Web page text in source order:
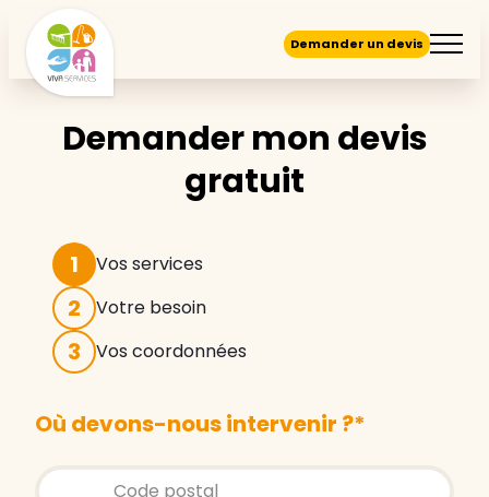
Demander un devis
Demander mon devis
gratuit
1 Vos services
2 Votre besoin
3 Vos coordonnées
Où devons-nous intervenir ?*
Store locator global - Autocompletion
Rechercher